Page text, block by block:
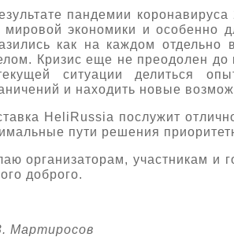
пандемии
мировой экономики и особенно
как на каждом отдельно
Кризис еще не преодолен
ситуации делиться
и находить новые
HeliRussia послужит
пути решения
организаторам, участникам и
доброго.
Мартиросов